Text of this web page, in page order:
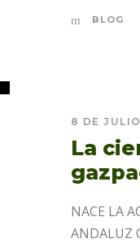
BLOG
8 DE
La
NACE LA
ANDALUZ